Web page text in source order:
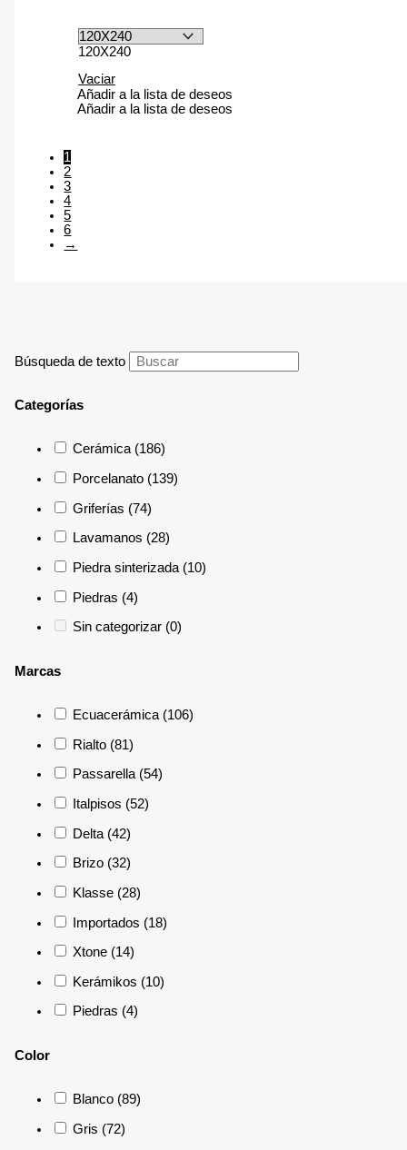
Búsqueda de texto
Categorías
Cerámica (186)
Porcelanato (139)
Griferías (74)
Lavamanos (28)
Piedra sinterizada (10)
Piedras (4)
Sin categorizar (0)
Marcas
Ecuacerámica (106)
Rialto (81)
Passarella (54)
Italpisos (52)
Delta (42)
Brizo (32)
Klasse (28)
Importados (18)
Xtone (14)
Kerámikos (10)
Piedras (4)
Color
Blanco (89)
Gris (72)
120X240
Vaciar
Añadir a la lista de deseos
Añadir a la lista de deseos
1
2
3
4
5
6
→